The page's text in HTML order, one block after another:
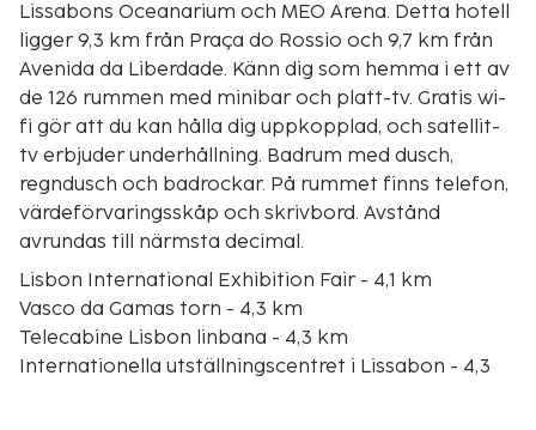
Lissabons Oceanarium och MEO Arena. Detta hotell
ligger 9,3 km från Praça do Rossio och 9,7 km från
Avenida da Liberdade. Känn dig som hemma i ett av
de 126 rummen med minibar och platt-tv. Gratis wi-
fi gör att du kan hålla dig uppkopplad, och satellit-
tv erbjuder underhållning. Badrum med dusch,
regndusch och badrockar. På rummet finns telefon,
värdeförvaringsskåp och skrivbord. Avstånd
avrundas till närmsta decimal.
Lisbon International Exhibition Fair - 4,1 km
Vasco da Gamas torn - 4,3 km
Telecabine Lisbon linbana - 4,3 km
Internationella utställningscentret i Lissabon - 4,3